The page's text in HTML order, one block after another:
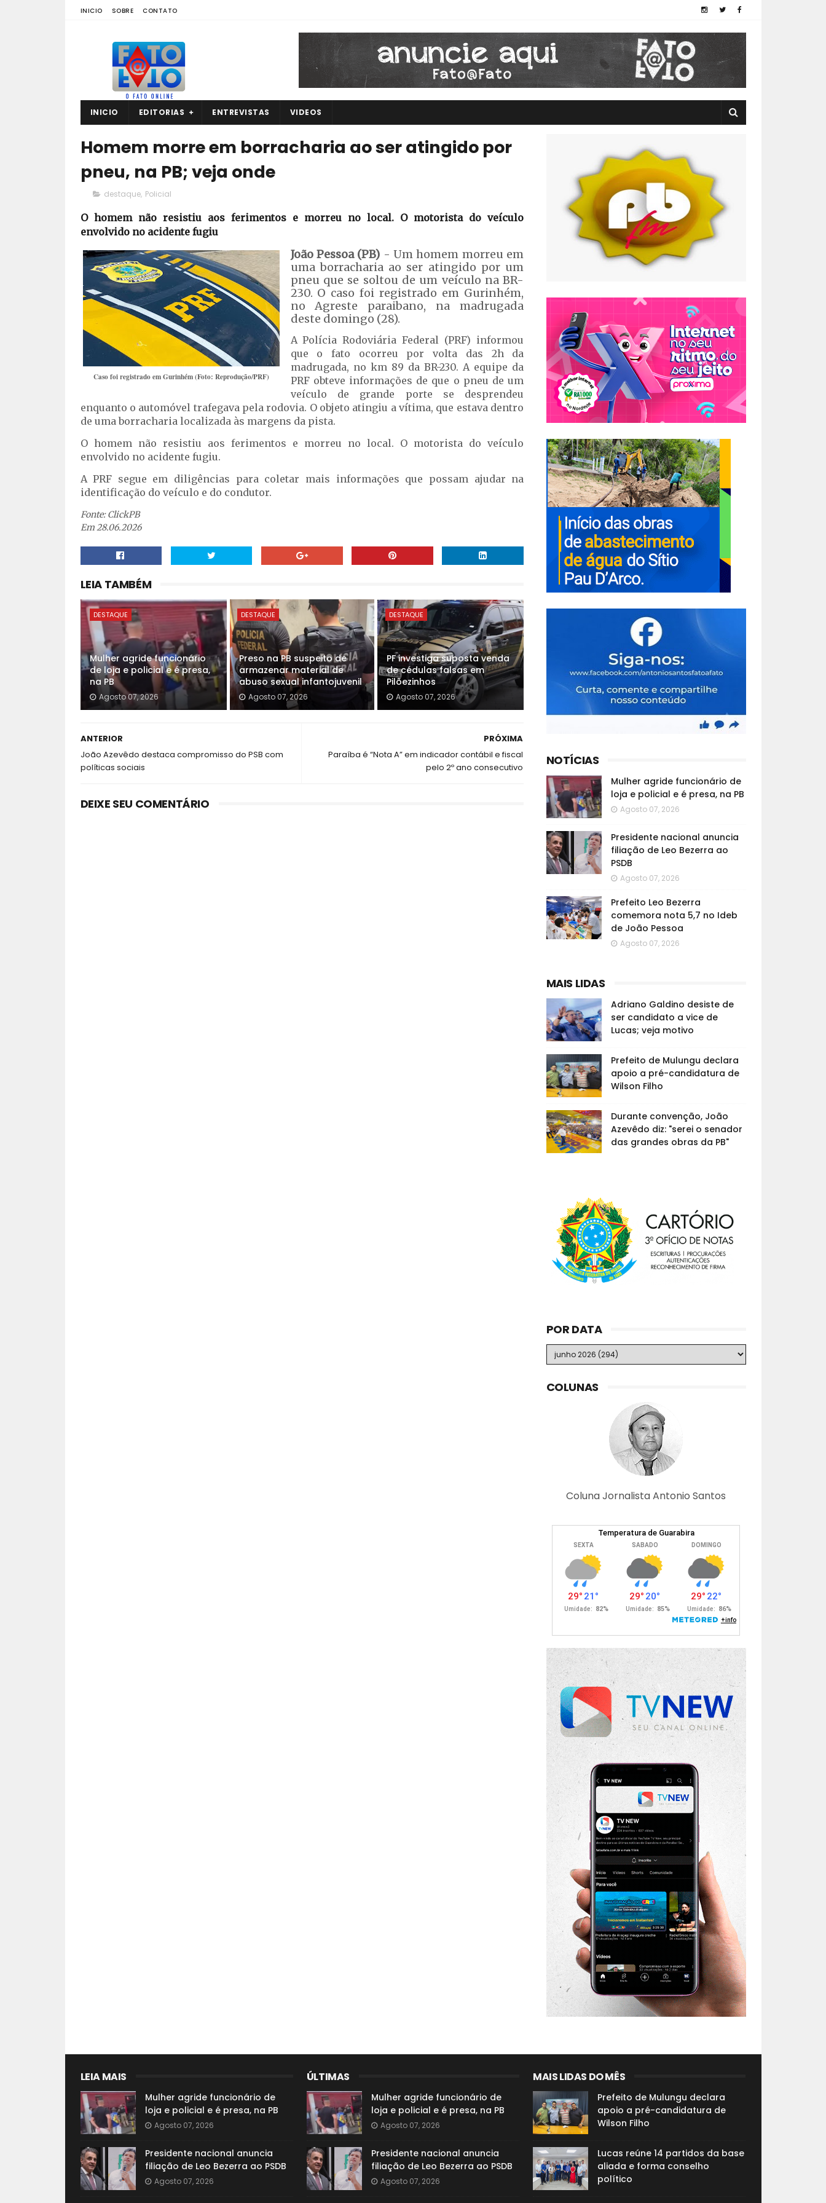
INICIO SOBRE CONTATO
INICIO EDITORIAS ENTREVISTAS VIDEOS
Homem morre em borracharia ao ser atingido por
pneu, na PB; veja onde
destaque, Policial
O homem não resistiu aos ferimentos e morreu no local. O motorista do veículo
envolvido no acidente fugiu
Caso foi registrado em Gurinhém (Foto: Reprodução/PRF)
João Pessoa (PB) - Um homem morreu em
uma borracharia ao ser atingido por um
pneu que se soltou de um veículo na BR-
230. O caso foi registrado em Gurinhém,
no Agreste paraibano, na madrugada
deste domingo (28).
A Polícia Rodoviária Federal (PRF) informou
que o fato ocorreu por volta das 2h da
madrugada, no km 89 da BR-230. A equipe da
PRF obteve informações de que o pneu de um
veículo de grande porte se desprendeu
enquanto o automóvel trafegava pela rodovia. O objeto atingiu a vítima, que estava dentro
de uma borracharia localizada às margens da pista.
O homem não resistiu aos ferimentos e morreu no local. O motorista do veículo
envolvido no acidente fugiu.
A PRF segue em diligências para coletar mais informações que possam ajudar na
identificação do veículo e do condutor.
Fonte: ClickPB
Em 28.06.2026
LEIA TAMBÉM
DESTAQUE
Mulher agride funcionário
de loja e policial e é presa,
na PB
Agosto 07, 2026
DESTAQUE
Preso na PB suspeito de
armazenar material de
abuso sexual infantojuvenil
Agosto 07, 2026
DESTAQUE
PF investiga suposta venda
de cédulas falsas em
Pilõezinhos
Agosto 07, 2026
PRÓXIMA
Paraíba é “Nota A” em indicador contábil e fiscal
pelo 2º ano consecutivo
ANTERIOR
João Azevêdo destaca compromisso do PSB com
políticas sociais
DEIXE SEU COMENTÁRIO
NOTÍCIAS
Mulher agride funcionário de
loja e policial e é presa, na PB
Agosto 07, 2026
Presidente nacional anuncia
filiação de Leo Bezerra ao
PSDB
Agosto 07, 2026
Prefeito Leo Bezerra
comemora nota 5,7 no Ideb
de João Pessoa
Agosto 07, 2026
MAIS LIDAS
Adriano Galdino desiste de
ser candidato a vice de
Lucas; veja motivo
Prefeito de Mulungu declara
apoio a pré-candidatura de
Wilson Filho
Durante convenção, João
Azevêdo diz: "serei o senador
das grandes obras da PB"
POR DATA
COLUNAS
Coluna Jornalista Antonio Santos
LEIA MAIS
Mulher agride funcionário de
loja e policial e é presa, na PB
Agosto 07, 2026
Presidente nacional anuncia
filiação de Leo Bezerra ao PSDB
Agosto 07, 2026
ÚLTIMAS
Mulher agride funcionário de
loja e policial e é presa, na PB
Agosto 07, 2026
Presidente nacional anuncia
filiação de Leo Bezerra ao PSDB
Agosto 07, 2026
MAIS LIDAS DO MÊS
Prefeito de Mulungu declara
apoio a pré-candidatura de
Wilson Filho
Lucas reúne 14 partidos da base
aliada e forma conselho
político